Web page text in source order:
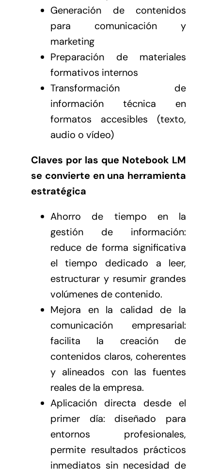
Generación de contenidos
para comunicación y
marketing
Preparación de materiales
formativos internos
Transformación de
información técnica en
formatos accesibles (texto,
audio o vídeo)
Claves por las que Notebook LM
se convierte en una herramienta
estratégica
Ahorro de tiempo en la
gestión de información:
reduce de forma significativa
el tiempo dedicado a leer,
estructurar y resumir grandes
volúmenes de contenido.
Mejora en la calidad de la
comunicación empresarial:
facilita la creación de
contenidos claros, coherentes
y alineados con las fuentes
reales de la empresa.
Aplicación directa desde el
primer día: diseñado para
entornos profesionales,
permite resultados prácticos
inmediatos sin necesidad de